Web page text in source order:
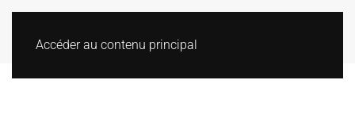
Accéder au contenu principal